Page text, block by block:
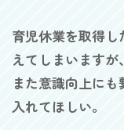
育児休業を取得
えてしまいますが
また意識向上に
入れてほしい。